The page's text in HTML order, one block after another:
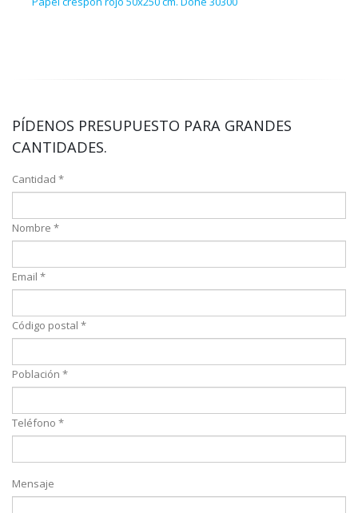
PÍDENOS PRESUPUESTO PARA GRANDES
CANTIDADES.
Cantidad *
Nombre *
Email *
Código postal *
Población *
Teléfono *
Mensaje